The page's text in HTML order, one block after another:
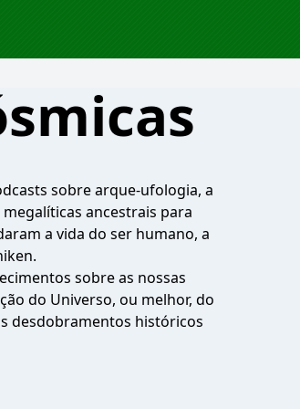
sobre arque-ufologia, a
ancestrais para
a vida do ser humano, a
sobre as nossas
do Universo, ou melhor, do
desdobramentos históricos